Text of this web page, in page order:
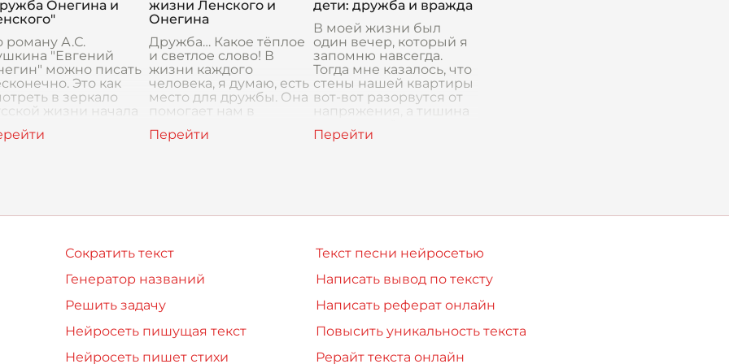
"Евгений Онегин". Эта
внезапная
людей кажется
странны
Онегина и
роману А.С.
"Евгений
можно писать
Это как
в зеркало
жизни начала
раз находить
жизни Ленского и
Онегина
Дружба… Какое тёплое
и светлое слово! В
жизни каждого
человека, я думаю, есть
место для дружбы. Она
помогает нам в
радует в счастливые
дети: дружба и вражда
В моей жизни был
один вечер, который я
запомню навсегда.
Тогда мне казалось, что
стены нашей квартиры
вот-вот разорвутся от
напряжения, а тишина
стала такой густ
Сократить текст
Генератор названий
Решить задачу
Нейросеть пишущая текст
Нейросеть пишет стихи
Текст песни нейросетью
Написать вывод по тексту
Написать реферат онлайн
Повысить уникальность текста
Рерайт текста онлайн